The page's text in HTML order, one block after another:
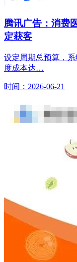
腾讯广告：消费
定获客
设定周期总预算，
度成本达…
时间：2026-06-21